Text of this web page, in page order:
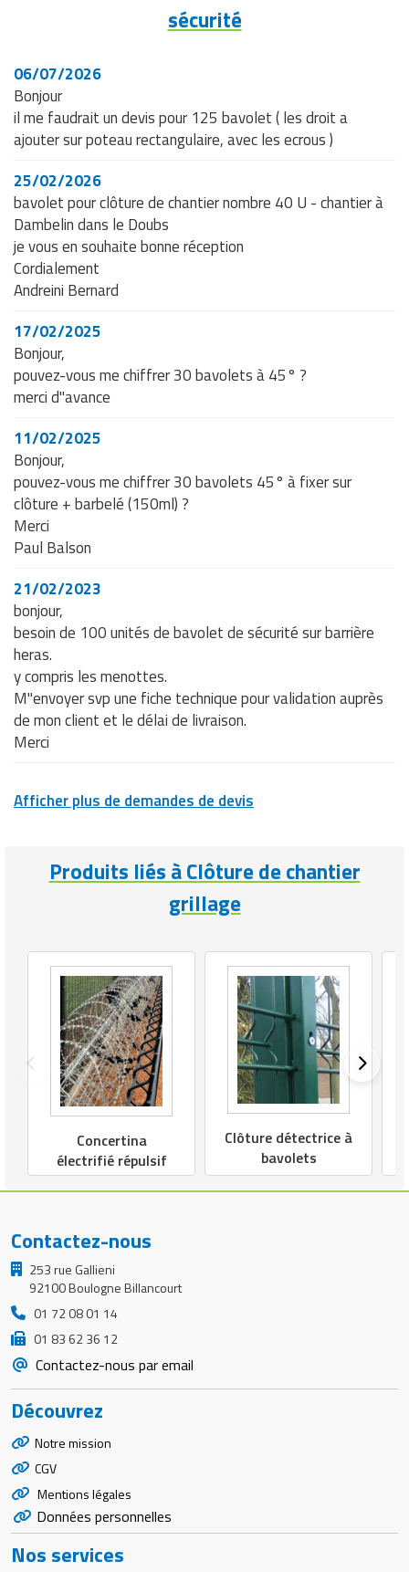
sécurité
06/07/2026
Bonjour
il me faudrait un devis pour 125 bavolet ( les droit a
ajouter sur poteau rectangulaire, avec les ecrous )
25/02/2026
bavolet pour clôture de chantier nombre 40 U - chantier à
Dambelin dans le Doubs
je vous en souhaite bonne réception
Cordialement
Andreini Bernard
17/02/2025
Bonjour,
pouvez-vous me chiffrer 30 bavolets à 45° ?
merci d"avance
11/02/2025
Bonjour,
pouvez-vous me chiffrer 30 bavolets 45° à fixer sur
clôture + barbelé (150ml) ?
Merci
Paul Balson
21/02/2023
bonjour,
besoin de 100 unités de bavolet de sécurité sur barrière
heras.
y compris les menottes.
M"envoyer svp une fiche technique pour validation auprès
de mon client et le délai de livraison.
Merci
Afficher plus de demandes de devis
Produits liés à Clôture de chantier
grillage
Concertina
électrifié répulsif
Clôture détectrice à
bavolets
Contactez-nous
253 rue Gallieni
92100 Boulogne Billancourt
01 72 08 01 14
01 83 62 36 12
Contactez-nous par email
Découvrez
Notre mission
CGV
Mentions légales
Données personnelles
Nos services